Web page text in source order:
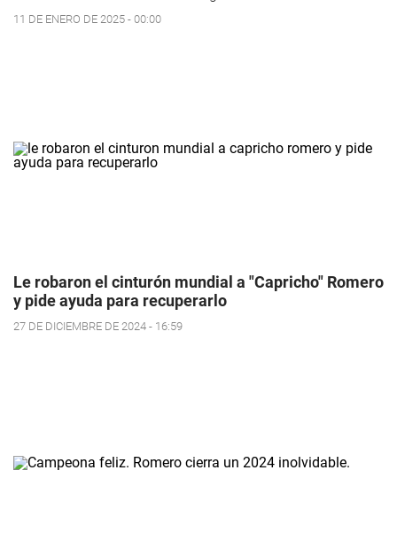
11 DE ENERO DE 2025 - 00:00
Le robaron el cinturón mundial a "Capricho" Romero
y pide ayuda para recuperarlo
27 DE DICIEMBRE DE 2024 - 16:59